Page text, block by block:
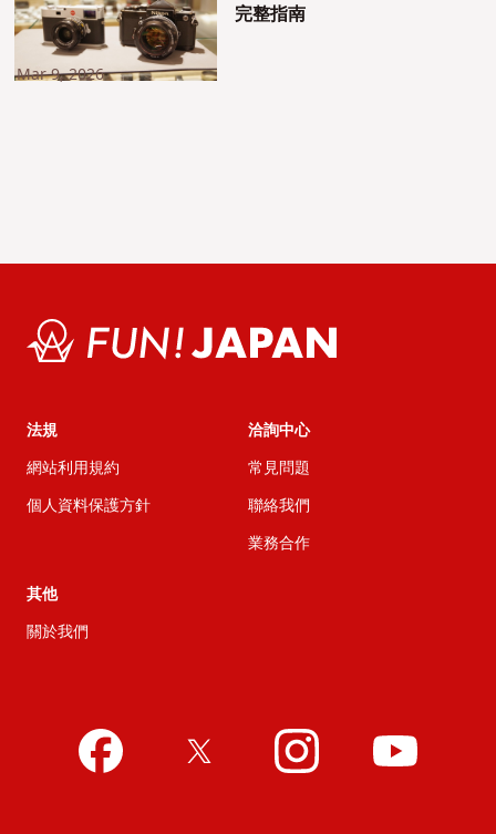
完整指南
Mar 9, 2026
法規
網站利用規約
個人資料保護方針
洽詢中心
常見問題
聯絡我們
業務合作
其他
關於我們